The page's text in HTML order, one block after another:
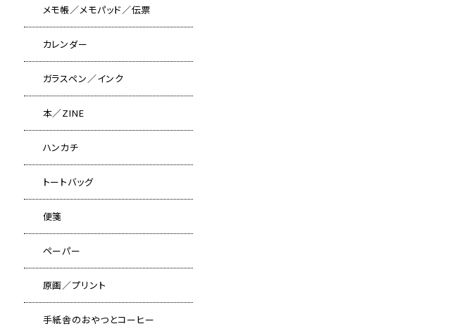
メモ帳／メモパッド／伝票
カレンダー
ガラスペン／インク
本／ZINE
ハンカチ
トートバッグ
便箋
ペーパー
原画／プリント
手紙舎のおやつとコーヒー